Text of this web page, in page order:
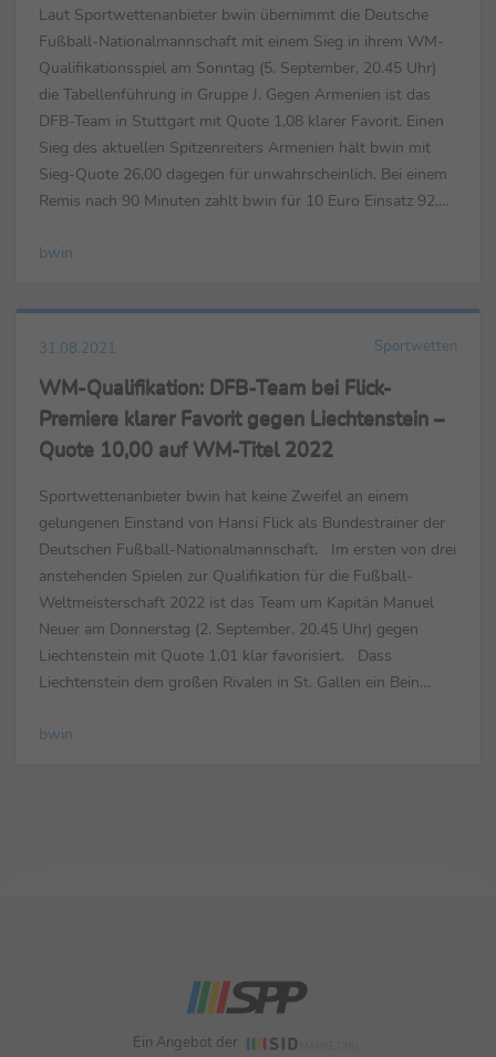
Laut Sportwettenanbieter bwin übernimmt die Deutsche
Fußball-Nationalmannschaft mit einem Sieg in ihrem WM-
Qualifikationsspiel am Sonntag (5. September, 20.45 Uhr)
die Tabellenführung in Gruppe J. Gegen Armenien ist das
DFB-Team in Stuttgart mit Quote 1,08 klarer Favorit. Einen
Sieg des aktuellen Spitzenreiters Armenien hält bwin mit
Sieg-Quote 26,00 dagegen für unwahrscheinlich. Bei einem
Remis nach 90 Minuten zahlt bwin für 10 Euro Einsatz 92,50
bwin
31.08.2021 Sportwetten
WM-Qualifikation: DFB-Team bei Flick-
Premiere klarer Favorit gegen Liechtenstein –
Quote 10,00 auf WM-Titel 2022
Sportwettenanbieter bwin hat keine Zweifel an einem
gelungenen Einstand von Hansi Flick als Bundestrainer der
Deutschen Fußball-Nationalmannschaft. Im ersten von drei
anstehenden Spielen zur Qualifikation für die Fußball-
Weltmeisterschaft 2022 ist das Team um Kapitän Manuel
Neuer am Donnerstag (2. September, 20.45 Uhr) gegen
Liechtenstein mit Quote 1,01 klar favorisiert. Dass
Liechtenstein dem großen Rivalen in St. Gallen ein Bein
bwin
Ein Angebot der